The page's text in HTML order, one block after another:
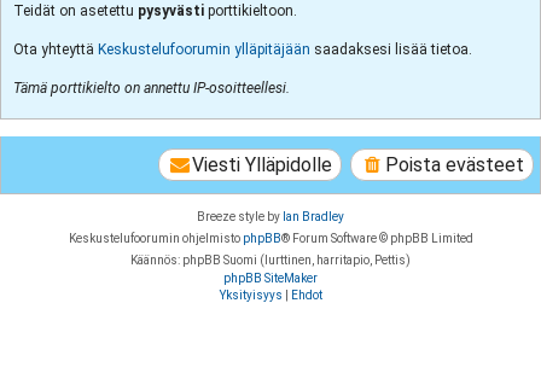
Teidät on asetettu pysyvästi porttikieltoon.
Ota yhteyttä Keskustelufoorumin ylläpitäjään saadaksesi lisää tietoa.
Tämä porttikielto on annettu IP-osoitteellesi.
Poista evästeet
Viesti Ylläpidolle
Breeze style by Ian Bradley
Keskustelufoorumin ohjelmisto phpBB® Forum Software © phpBB Limited
Käännös: phpBB Suomi (lurttinen, harritapio, Pettis)
phpBB SiteMaker
Yksityisyys
Ehdot